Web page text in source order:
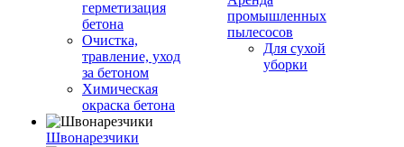
герметизация
бетона
Очистка,
травление, уход
за бетоном
Химическая
окраска бетона
Швонарезчики
промышленных
пылесосов
Для сухой
уборки